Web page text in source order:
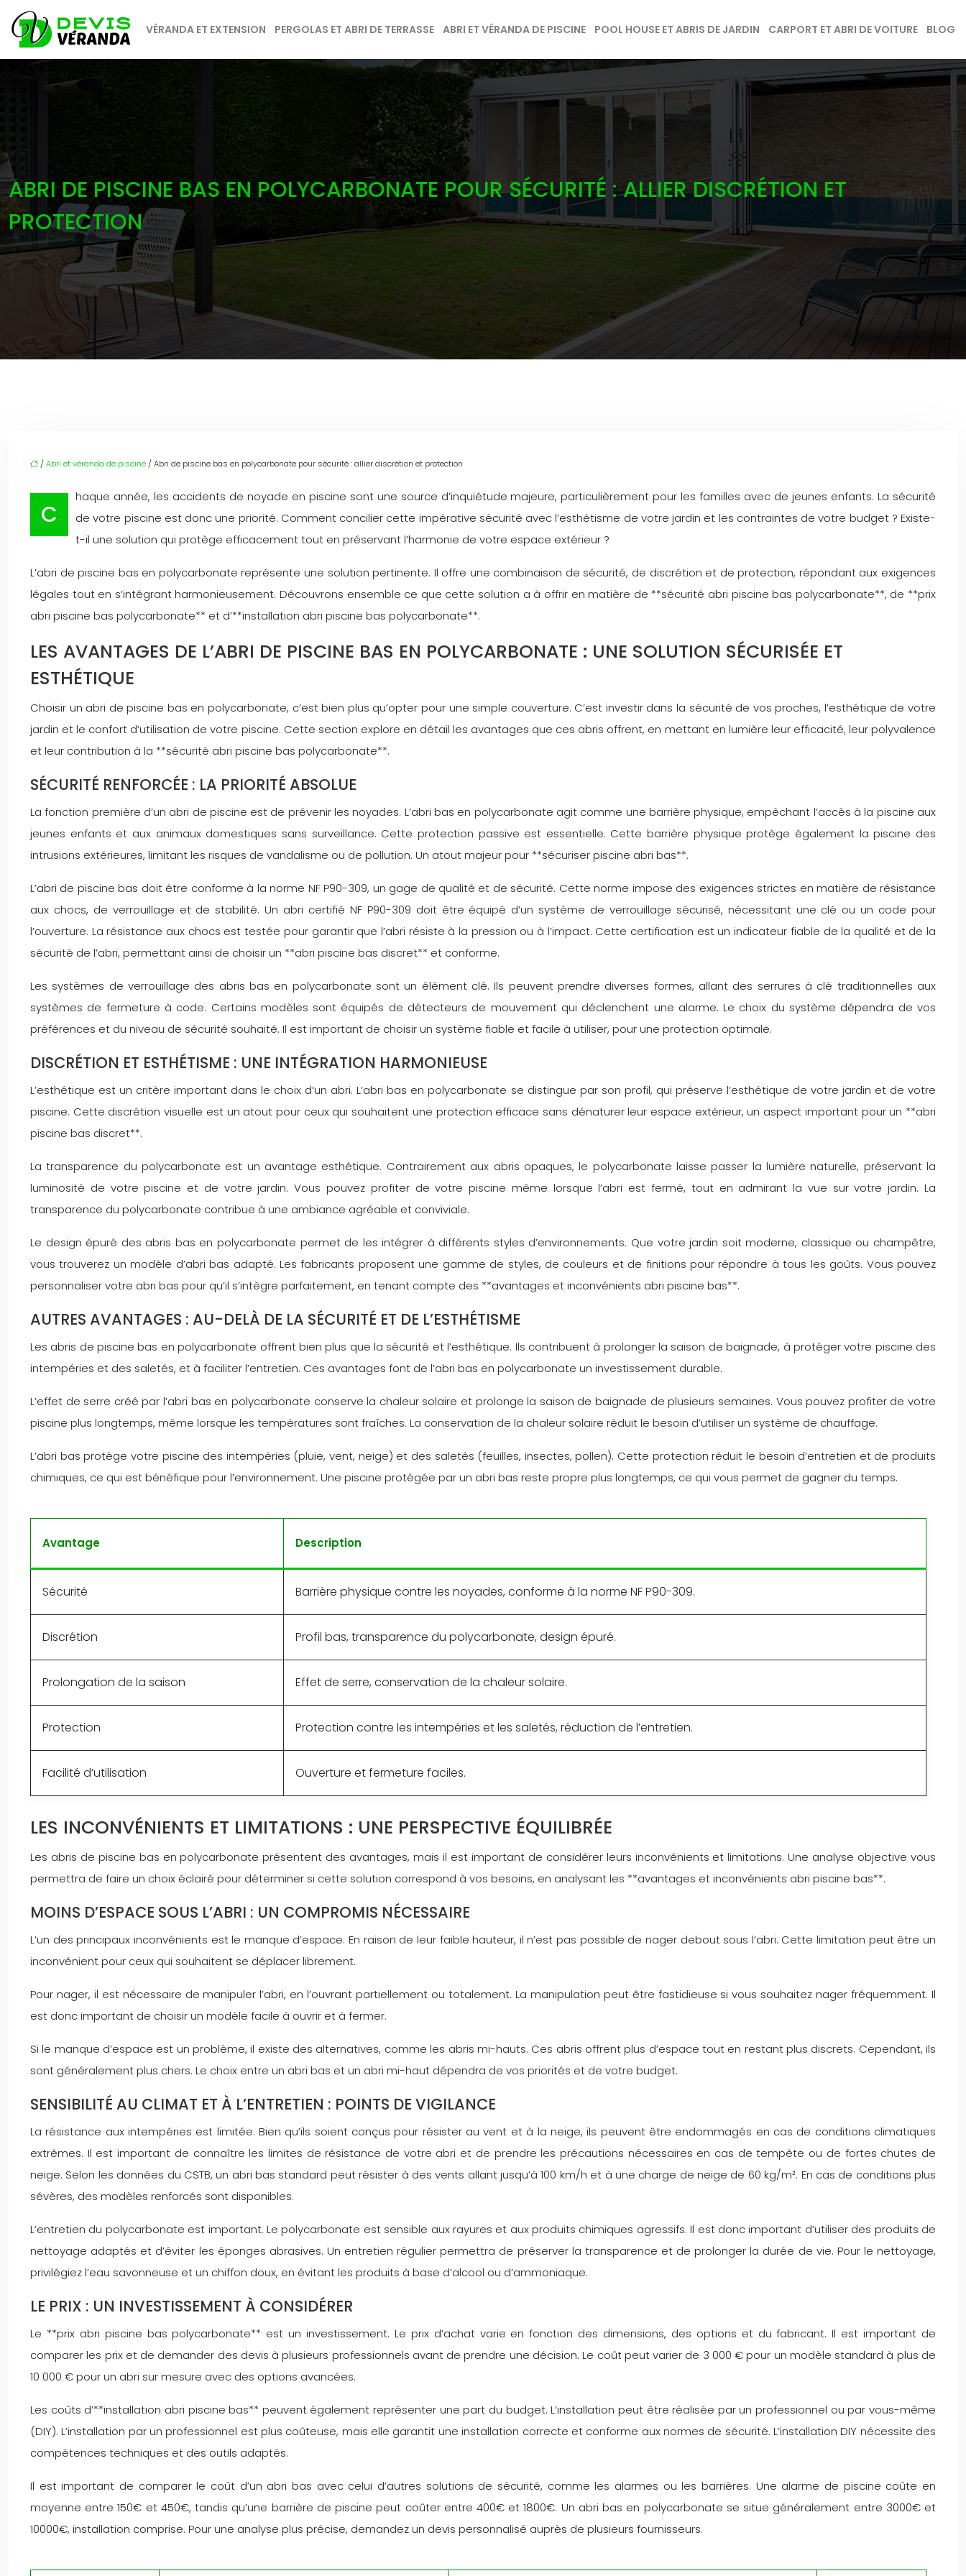
VÉRANDA ET EXTENSION PERGOLAS ET ABRI DE TERRASSE ABRI ET VÉRANDA DE PISCINE POOL HOUSE ET ABRIS DE JARDIN CARPORT ET ABRI DE VOITURE BLOG
ABRI DE PISCINE BAS EN POLYCARBONATE POUR SÉCURITÉ : ALLIER DISCRÉTION ET
PROTECTION
/Abri et véranda de piscine/ Abri de piscine bas en polycarbonate pour sécurité : allier discrétion et protection
C
haque année, les accidents de noyade en piscine sont une source d’inquiétude majeure, particulièrement pour les familles avec de jeunes enfants. La sécurité
de votre piscine est donc une priorité. Comment concilier cette impérative sécurité avec l’esthétisme de votre jardin et les contraintes de votre budget ? Existe-
t-il une solution qui protège efficacement tout en préservant l’harmonie de votre espace extérieur ?
L’abri de piscine bas en polycarbonate représente une solution pertinente. Il offre une combinaison de sécurité, de discrétion et de protection, répondant aux exigences
légales tout en s’intégrant harmonieusement. Découvrons ensemble ce que cette solution a à offrir en matière de **sécurité abri piscine bas polycarbonate**, de **prix
abri piscine bas polycarbonate** et d’**installation abri piscine bas polycarbonate**.
LES AVANTAGES DE L’ABRI DE PISCINE BAS EN POLYCARBONATE : UNE SOLUTION SÉCURISÉE ET
ESTHÉTIQUE
Choisir un abri de piscine bas en polycarbonate, c’est bien plus qu’opter pour une simple couverture. C’est investir dans la sécurité de vos proches, l’esthétique de votre
jardin et le confort d’utilisation de votre piscine. Cette section explore en détail les avantages que ces abris offrent, en mettant en lumière leur efficacité, leur polyvalence
et leur contribution à la **sécurité abri piscine bas polycarbonate**.
SÉCURITÉ RENFORCÉE : LA PRIORITÉ ABSOLUE
La fonction première d’un abri de piscine est de prévenir les noyades. L’abri bas en polycarbonate agit comme une barrière physique, empêchant l’accès à la piscine aux
jeunes enfants et aux animaux domestiques sans surveillance. Cette protection passive est essentielle. Cette barrière physique protège également la piscine des
intrusions extérieures, limitant les risques de vandalisme ou de pollution. Un atout majeur pour **sécuriser piscine abri bas**.
L’abri de piscine bas doit être conforme à la norme NF P90-309, un gage de qualité et de sécurité. Cette norme impose des exigences strictes en matière de résistance
aux chocs, de verrouillage et de stabilité. Un abri certifié NF P90-309 doit être équipé d’un système de verrouillage sécurisé, nécessitant une clé ou un code pour
l’ouverture. La résistance aux chocs est testée pour garantir que l’abri résiste à la pression ou à l’impact. Cette certification est un indicateur fiable de la qualité et de la
sécurité de l’abri, permettant ainsi de choisir un **abri piscine bas discret** et conforme.
Les systèmes de verrouillage des abris bas en polycarbonate sont un élément clé. Ils peuvent prendre diverses formes, allant des serrures à clé traditionnelles aux
systèmes de fermeture à code. Certains modèles sont équipés de détecteurs de mouvement qui déclenchent une alarme. Le choix du système dépendra de vos
préférences et du niveau de sécurité souhaité. Il est important de choisir un système fiable et facile à utiliser, pour une protection optimale.
DISCRÉTION ET ESTHÉTISME : UNE INTÉGRATION HARMONIEUSE
L’esthétique est un critère important dans le choix d’un abri. L’abri bas en polycarbonate se distingue par son profil, qui préserve l’esthétique de votre jardin et de votre
piscine. Cette discrétion visuelle est un atout pour ceux qui souhaitent une protection efficace sans dénaturer leur espace extérieur, un aspect important pour un **abri
piscine bas discret**.
La transparence du polycarbonate est un avantage esthétique. Contrairement aux abris opaques, le polycarbonate laisse passer la lumière naturelle, préservant la
luminosité de votre piscine et de votre jardin. Vous pouvez profiter de votre piscine même lorsque l’abri est fermé, tout en admirant la vue sur votre jardin. La
transparence du polycarbonate contribue à une ambiance agréable et conviviale.
Le design épuré des abris bas en polycarbonate permet de les intégrer à différents styles d’environnements. Que votre jardin soit moderne, classique ou champêtre,
vous trouverez un modèle d’abri bas adapté. Les fabricants proposent une gamme de styles, de couleurs et de finitions pour répondre à tous les goûts. Vous pouvez
personnaliser votre abri bas pour qu’il s’intègre parfaitement, en tenant compte des **avantages et inconvénients abri piscine bas**.
AUTRES AVANTAGES : AU-DELÀ DE LA SÉCURITÉ ET DE L’ESTHÉTISME
Les abris de piscine bas en polycarbonate offrent bien plus que la sécurité et l’esthétique. Ils contribuent à prolonger la saison de baignade, à protéger votre piscine des
intempéries et des saletés, et à faciliter l’entretien. Ces avantages font de l’abri bas en polycarbonate un investissement durable.
L’effet de serre créé par l’abri bas en polycarbonate conserve la chaleur solaire et prolonge la saison de baignade de plusieurs semaines. Vous pouvez profiter de votre
piscine plus longtemps, même lorsque les températures sont fraîches. La conservation de la chaleur solaire réduit le besoin d’utiliser un système de chauffage.
L’abri bas protège votre piscine des intempéries (pluie, vent, neige) et des saletés (feuilles, insectes, pollen). Cette protection réduit le besoin d’entretien et de produits
chimiques, ce qui est bénéfique pour l’environnement. Une piscine protégée par un abri bas reste propre plus longtemps, ce qui vous permet de gagner du temps.
Avantage Description
Sécurité Barrière physique contre les noyades, conforme à la norme NF P90-309.
Discrétion Profil bas, transparence du polycarbonate, design épuré.
Prolongation de la saison Effet de serre, conservation de la chaleur solaire.
Protection Protection contre les intempéries et les saletés, réduction de l’entretien.
Facilité d’utilisation Ouverture et fermeture faciles.
LES INCONVÉNIENTS ET LIMITATIONS : UNE PERSPECTIVE ÉQUILIBRÉE
Les abris de piscine bas en polycarbonate présentent des avantages, mais il est important de considérer leurs inconvénients et limitations. Une analyse objective vous
permettra de faire un choix éclairé pour déterminer si cette solution correspond à vos besoins, en analysant les **avantages et inconvénients abri piscine bas**.
MOINS D’ESPACE SOUS L’ABRI : UN COMPROMIS NÉCESSAIRE
L’un des principaux inconvénients est le manque d’espace. En raison de leur faible hauteur, il n’est pas possible de nager debout sous l’abri. Cette limitation peut être un
inconvénient pour ceux qui souhaitent se déplacer librement.
Pour nager, il est nécessaire de manipuler l’abri, en l’ouvrant partiellement ou totalement. La manipulation peut être fastidieuse si vous souhaitez nager fréquemment. Il
est donc important de choisir un modèle facile à ouvrir et à fermer.
Si le manque d’espace est un problème, il existe des alternatives, comme les abris mi-hauts. Ces abris offrent plus d’espace tout en restant plus discrets. Cependant, ils
sont généralement plus chers. Le choix entre un abri bas et un abri mi-haut dépendra de vos priorités et de votre budget.
SENSIBILITÉ AU CLIMAT ET À L’ENTRETIEN : POINTS DE VIGILANCE
La résistance aux intempéries est limitée. Bien qu’ils soient conçus pour résister au vent et à la neige, ils peuvent être endommagés en cas de conditions climatiques
extrêmes. Il est important de connaître les limites de résistance de votre abri et de prendre les précautions nécessaires en cas de tempête ou de fortes chutes de
neige. Selon les données du CSTB, un abri bas standard peut résister à des vents allant jusqu’à 100 km/h et à une charge de neige de 60 kg/m². En cas de conditions plus
sévères, des modèles renforcés sont disponibles.
L’entretien du polycarbonate est important. Le polycarbonate est sensible aux rayures et aux produits chimiques agressifs. Il est donc important d’utiliser des produits de
nettoyage adaptés et d’éviter les éponges abrasives. Un entretien régulier permettra de préserver la transparence et de prolonger la durée de vie. Pour le nettoyage,
privilégiez l’eau savonneuse et un chiffon doux, en évitant les produits à base d’alcool ou d’ammoniaque.
LE PRIX : UN INVESTISSEMENT À CONSIDÉRER
Le **prix abri piscine bas polycarbonate** est un investissement. Le prix d’achat varie en fonction des dimensions, des options et du fabricant. Il est important de
comparer les prix et de demander des devis à plusieurs professionnels avant de prendre une décision. Le coût peut varier de 3 000 € pour un modèle standard à plus de
10 000 € pour un abri sur mesure avec des options avancées.
Les coûts d’**installation abri piscine bas** peuvent également représenter une part du budget. L’installation peut être réalisée par un professionnel ou par vous-même
(DIY). L’installation par un professionnel est plus coûteuse, mais elle garantit une installation correcte et conforme aux normes de sécurité. L’installation DIY nécessite des
compétences techniques et des outils adaptés.
Il est important de comparer le coût d’un abri bas avec celui d’autres solutions de sécurité, comme les alarmes ou les barrières. Une alarme de piscine coûte en
moyenne entre 150€ et 450€, tandis qu’une barrière de piscine peut coûter entre 400€ et 1800€. Un abri bas en polycarbonate se situe généralement entre 3000€ et
10000€, installation comprise. Pour une analyse plus précise, demandez un devis personnalisé auprès de plusieurs fournisseurs.